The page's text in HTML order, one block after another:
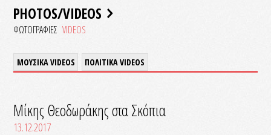
PHOTOS/VIDEOS
ΦΩΤΟΓΡΑΦΙΕΣ VIDEOS
ΜΟΥΣΙΚΑ VIDEOS ΠΟΛΙΤΙΚΑ VIDEOS
Μίκης Θεοδωράκης στα Σκόπια
13.12.2017